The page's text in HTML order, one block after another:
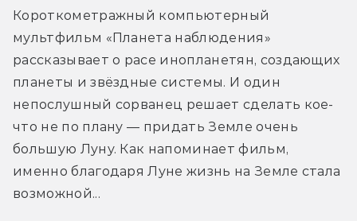
Короткометражный компьютерный
мультфильм «Планета наблюдения»
рассказывает о расе инопланетян, создающих
планеты и звёздные системы. И один
непослушный сорванец решает сделать кое-
что не по плану — придать Земле очень
большую Луну. Как напоминает фильм,
именно благодаря Луне жизнь на Земле стала
возможной...